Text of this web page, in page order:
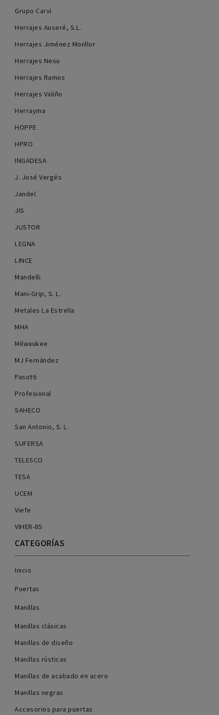
Grupo Carvi
Herrajes Auseré, S.L.
Herrajes Jiménez Monllor
Herrajes Nesu
Herrajes Ramos
Herrajes Valiño
Herrayma
HOPPE
HPRO
INGADESA
J. José Vergés
Jandel
JIS
JUSTOR
LEGNA
LINCE
Mandelli
Mani-Grip, S. L.
Metales La Estrella
MHA
Milwaukee
MJ Fernández
Pasotti
Profesional
SAHECO
San Antonio, S. L.
SUFERSA
TELESCO
TESA
UCEM
Viefe
VIHER-85
CATEGORÍAS
Inicio
Puertas
Manillas
Manillas clásicas
Manillas de diseño
Manillas rústicas
Manillas de acabado en acero
Manillas negras
Accesorios para puertas